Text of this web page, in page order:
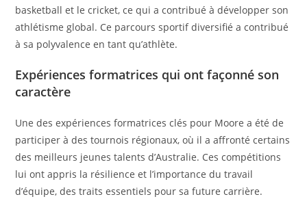
basketball et le cricket, ce qui a contribué à développer son
athlétisme global. Ce parcours sportif diversifié a contribué
à sa polyvalence en tant qu’athlète.
Expériences formatrices qui ont façonné son
caractère
Une des expériences formatrices clés pour Moore a été de
participer à des tournois régionaux, où il a affronté certains
des meilleurs jeunes talents d’Australie. Ces compétitions
lui ont appris la résilience et l’importance du travail
d’équipe, des traits essentiels pour sa future carrière.